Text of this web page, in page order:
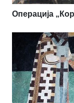
Операција